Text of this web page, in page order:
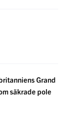
Grand
säkrade pole